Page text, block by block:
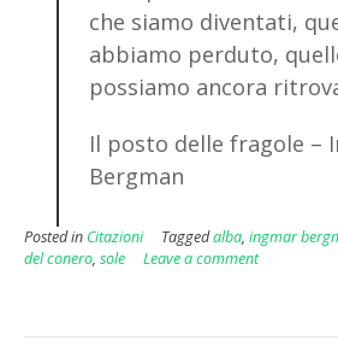
che siamo diventati,
abbiamo perduto,
possiamo ancora
Il posto delle fragole –
Bergman
Posted in Citazioni Taggedalba, ingmar
del conero, sole Leave a comment